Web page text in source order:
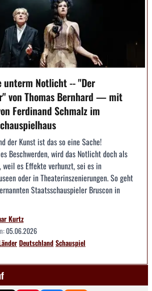
unterm Notlicht -- "Der
von Thomas Bernhard — mit
Ferdinand Schmalz im
der Kunst ist das so eine Sache!
Beschwerden, wird das Notlicht doch als
weil es Effekte verhunzt, sei es in
oder in Theaterinszenierungen. So geht
Staatsschauspieler Bruscon in
Kurtz
05.06.2026
DeutschlandSchauspiel